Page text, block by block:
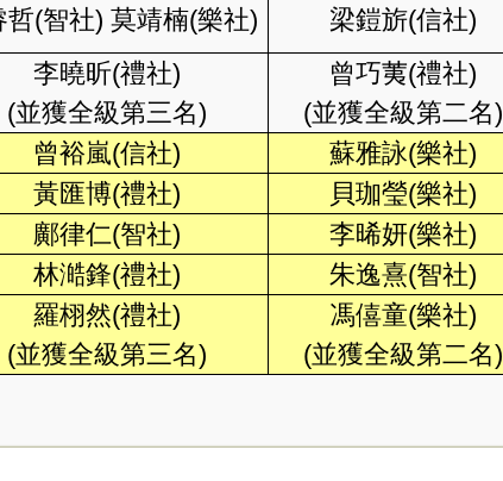
哲(智社) 莫靖楠(樂社) 梁鎧旂(信社)
李曉昕(禮社)
(並獲全級第三名)
曾巧荑(禮社)
(並獲全級第二名)
曾裕嵐(信社)
蘇雅詠(樂社)
黃匯博(禮社)
貝珈瑩(樂社)
鄺律仁(智社)
李晞妍(樂社)
林澔鋒(禮社)
朱逸熹(智社)
羅栩然(禮社)
(並獲全級第三名)
馮僖童(樂社)
(並獲全級第二名)